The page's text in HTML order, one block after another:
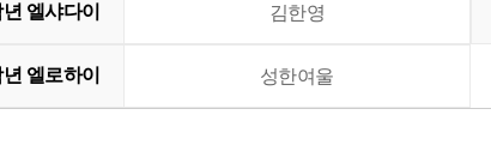
엘샤다이 김한영
엘로하이 성한여울